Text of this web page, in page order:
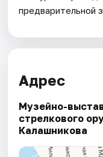
предварительной
Адрес
Музейно-
стрелкового
Калашникова